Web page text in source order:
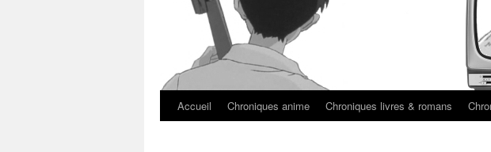
Accueil Chroniques anime Chroniques livres & romans